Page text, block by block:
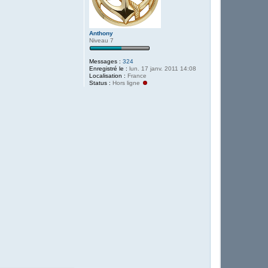
Anthony
Niveau 7
Messages : 324
Enregistré le : lun. 17 janv. 2011 14:08
Localisation : France
Status : Hors ligne